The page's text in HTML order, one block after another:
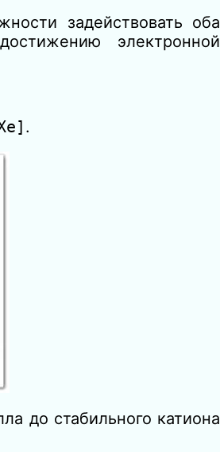
задействовать оба
электронной
.
до стабильного катиона